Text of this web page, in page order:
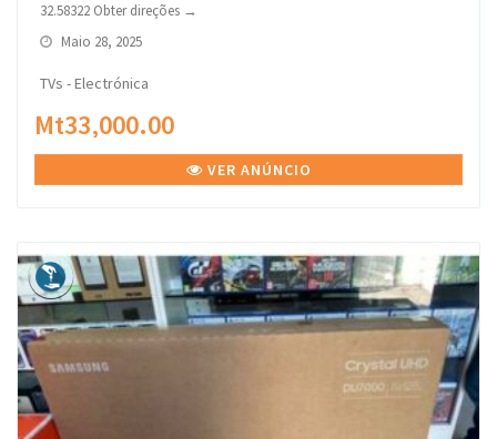
32.58322 Obter direções →
Maio 28, 2025
TVs - Electrónica
Mt33,000.00
VER ANÚNCIO